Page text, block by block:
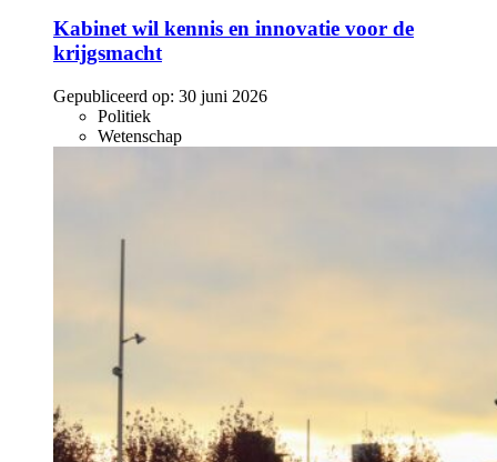
Kabinet wil kennis en innovatie voor de
krijgsmacht
Gepubliceerd op: 30 juni 2026
Politiek
Wetenschap